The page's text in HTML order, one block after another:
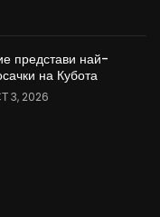
представи най-
на Кубота
3, 2026